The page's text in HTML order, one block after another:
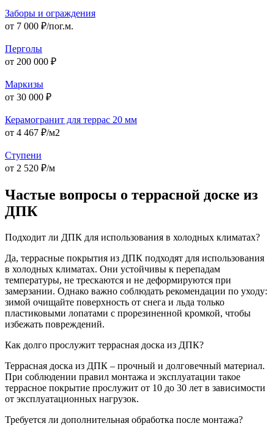
Заборы и ограждения
от 7 000 ₽/пог.м.
Перголы
от 200 000 ₽
Маркизы
от 30 000 ₽
Керамогранит для террас 20 мм
от 4 467 ₽/м2
Ступени
от 2 520 ₽/м
Частые вопросы о террасной доске из
ДПК
Подходит ли ДПК для использования в холодных климатах?
Да, террасные покрытия из ДПК подходят для использования
в холодных климатах. Они устойчивы к перепадам
температуры, не трескаются и не деформируются при
замерзании. Однако важно соблюдать рекомендации по уходу:
зимой очищайте поверхность от снега и льда только
пластиковыми лопатами с прорезиненной кромкой, чтобы
избежать повреждений.
Как долго прослужит террасная доска из ДПК?
Террасная доска из ДПК – прочный и долговечный материал.
При соблюдении правил монтажа и эксплуатации такое
террасное покрытие прослужит от 10 до 30 лет в зависимости
от эксплуатационных нагрузок.
Требуется ли дополнительная обработка после монтажа?